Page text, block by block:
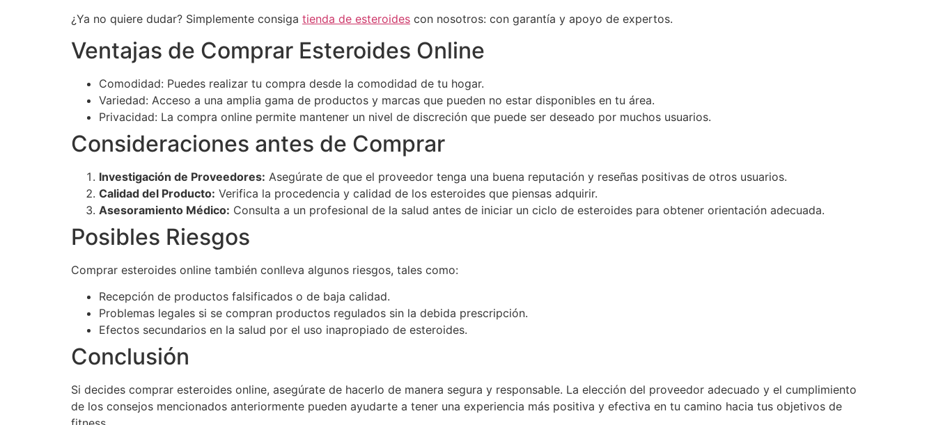
¿Ya no quiere dudar? Simplemente consiga tienda de esteroides con nosotros: con garantía y apoyo de expertos.
Ventajas de Comprar Esteroides Online
Comodidad: Puedes realizar tu compra desde la comodidad de tu hogar.
Variedad: Acceso a una amplia gama de productos y marcas que pueden no estar disponibles en tu área.
Privacidad: La compra online permite mantener un nivel de discreción que puede ser deseado por muchos usuarios.
Consideraciones antes de Comprar
Investigación de Proveedores: Asegúrate de que el proveedor tenga una buena reputación y reseñas positivas de otros usuarios.
Calidad del Producto: Verifica la procedencia y calidad de los esteroides que piensas adquirir.
Asesoramiento Médico: Consulta a un profesional de la salud antes de iniciar un ciclo de esteroides para obtener orientación adecuada.
Posibles Riesgos
Comprar esteroides online también conlleva algunos riesgos, tales como:
Recepción de productos falsificados o de baja calidad.
Problemas legales si se compran productos regulados sin la debida prescripción.
Efectos secundarios en la salud por el uso inapropiado de esteroides.
Conclusión
Si decides comprar esteroides online, asegúrate de hacerlo de manera segura y responsable. La elección del proveedor adecuado y el cumplimiento
de los consejos mencionados anteriormente pueden ayudarte a tener una experiencia más positiva y efectiva en tu camino hacia tus objetivos de